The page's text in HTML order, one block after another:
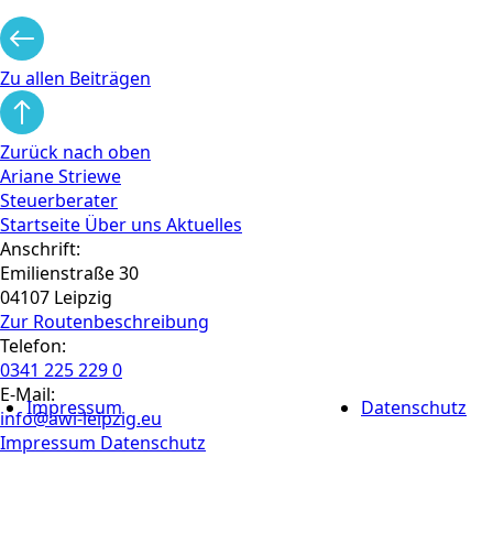
Impressum Datenschutz
Zu allen Beiträgen
Zurück nach oben
Ariane Striewe
Steuerberater
Startseite Über uns Aktuelles
Anschrift:
Emilienstraße 30
04107 Leipzig
Zur Routen­beschreibung
Telefon:
0341 225 229 0
E-Mail:
info@awi-leipzig.eu
Impressum Datenschutz